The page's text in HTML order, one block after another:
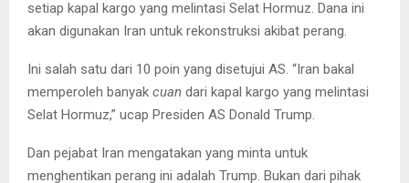
setiap kapal kargo yang melintasi Selat Hormuz. Dana ini
akan digunakan Iran untuk rekonstruksi akibat perang.
Ini salah satu dari 10 poin yang disetujui AS. “Iran bakal
memperoleh banyak cuan dari kapal kargo yang melintasi
Selat Hormuz,” ucap Presiden AS Donald Trump.
Dan pejabat Iran mengatakan yang minta untuk
menghentikan perang ini adalah Trump. Bukan dari pihak